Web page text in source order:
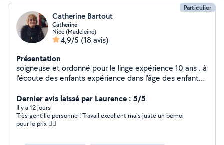
Particulier
Catherine Bartout
Catherine
Nice (Madeleine)
4,9/5 (18 avis)
Présentation
soigneuse et ordonné pour le linge expérience 10 ans . à
l'écoute des enfants expérience dans l'âge des enfants
repassage - baby sitting - transport pour les rendez-vous
ou autres - garde patient de nuit
Dernier avis laissé par Laurence : 5/5
Il y a 12 jours
Très gentille personne ! Travail excellent mais juste un bémol
pour le prix 🤷‍♀️